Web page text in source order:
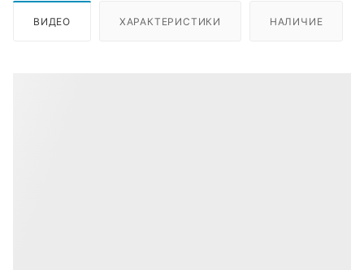
ВИДЕО ХАРАКТЕРИСТИКИ НАЛИЧИЕ